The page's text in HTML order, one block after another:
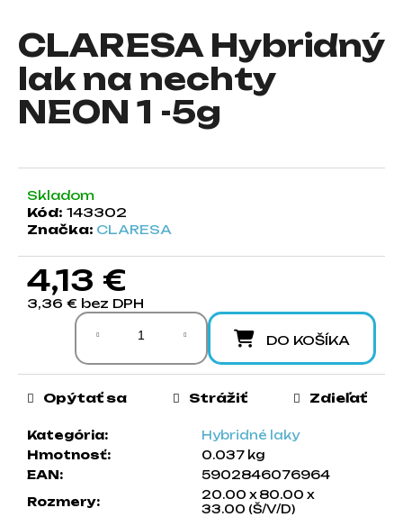
CLARESA Hybridný
lak na nechty
NEON 1 -5g
Skladom
Kód: 143302
Značka: CLARESA
4,13 €
3,36 € bez DPH
Jednotková cena:
DO KOŠÍKA
Kategória:
Hybridné laky
Hmotnosť:
0.037 kg
EAN:
5902846076964
Rozmery:
20.00 x 80.00 x
33.00 (Š/V/D)
Opýtať sa Strážiť Zdieľať
j
s
ť
?
O
d
ú
č
m
e